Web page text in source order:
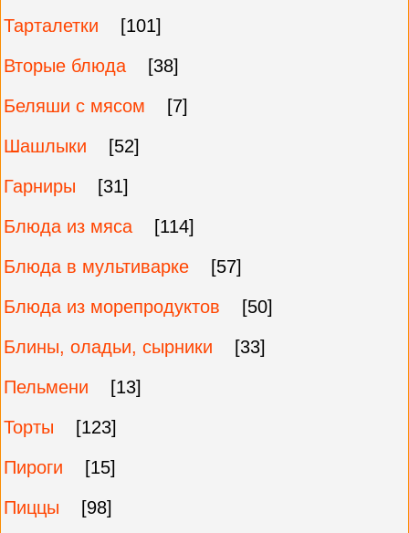
Тарталетки
[101]
Вторые блюда
[38]
Беляши с мясом
[7]
Шашлыки
[52]
Гарниры
[31]
Блюда из мяса
[114]
Блюда в мультиварке
[57]
Блюда из морепродуктов
[50]
Блины, оладьи, сырники
[33]
Пельмени
[13]
Торты
[123]
Пироги
[15]
Пиццы
[98]